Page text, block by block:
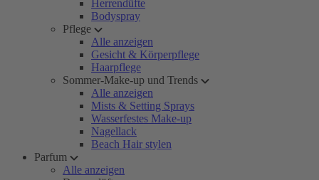
Herrendüfte
Bodyspray
Pflege
Alle anzeigen
Gesicht & Körperpflege
Haarpflege
Sommer-Make-up und Trends
Alle anzeigen
Mists & Setting Sprays
Wasserfestes Make-up
Nagellack
Beach Hair stylen
Parfum
Alle anzeigen